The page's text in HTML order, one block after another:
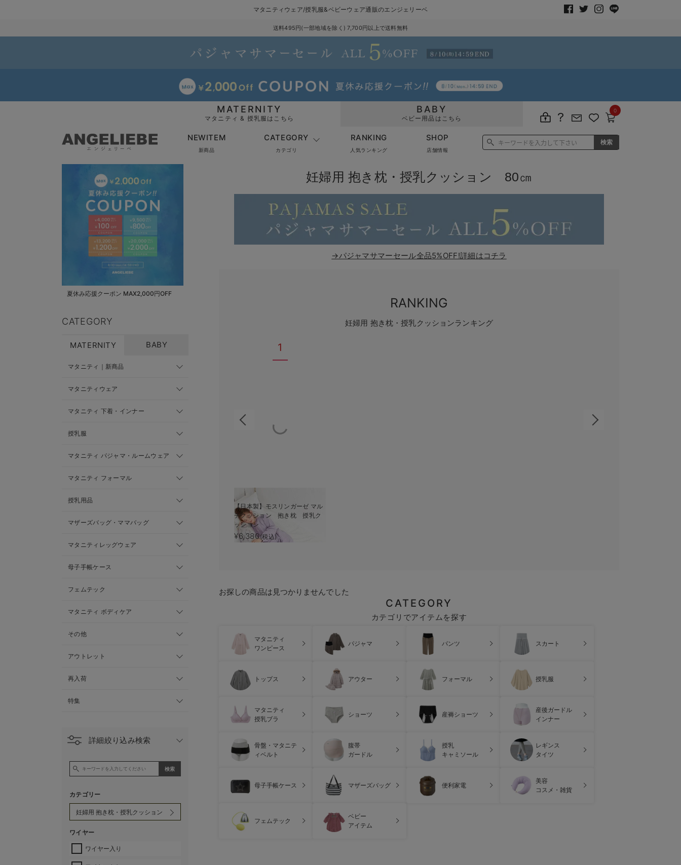
マタニティウェア/授乳服&ベビーウェア通販のエンジェリーベ
送料495円(一部地域を除く) 7,700円以上で送料無料
MATERNITY
マタニティ & 授乳服はこちら
BABY
ベビー用品はこちら
0
NEWITEM
新商品
CATEGORY
カテゴリ
RANKING
人気ランキング
SHOP
店舗情報
夏休み応援クーポン MAX2,000円OFF
CATEGORY
MATERNITY BABY
マタニティ｜新商品
マタニティウェア
マタニティ 下着・インナー
授乳服
マタニティ パジャマ・ルームウェア
マタニティ フォーマル
授乳用品
マザーズバッグ・ママバッグ
マタニティレッグウェア
母子手帳ケース
フェムテック
マタニティ ボディケア
その他
アウトレット
再入荷
特集
詳細絞り込み検索
カテゴリー
ワイヤー
ワイヤー入り
妊婦用 抱き枕・授乳クッション 80㎝
→パジャマサマーセール全品5%OFF!詳細はコチラ
RANKING
妊婦用 抱き枕・授乳クッションランキング
1
【日本製】モスリンガーゼ マル
チクッション 抱き枕 授乳ク
ッション
¥6,380(税込)
お探しの商品は見つかりませんでした
CATEGORY
カテゴリでアイテムを探す
マタニティ
ワンピース
パジャマ パンツ スカート
トップス アウター フォーマル 授乳服
マタニティ
授乳ブラ
ショーツ 産褥ショーツ
産後ガードル
インナー
骨盤・マタニテ
ィベルト
腹帯
ガードル
授乳
キャミソール
レギンス
タイツ
母子手帳ケース マザーズバッグ 便利家電
美容
コスメ・雑貨
フェムテック
ベビー
アイテム